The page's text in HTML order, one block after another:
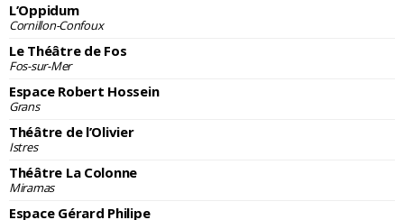
L’Oppidum
Cornillon-Confoux
Le Théâtre de Fos
Fos-sur-Mer
Espace Robert Hossein
Grans
Théâtre de l’Olivier
Istres
Théâtre La Colonne
Miramas
Espace Gérard Philipe